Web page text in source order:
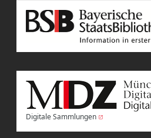
Digitale Sammlungen